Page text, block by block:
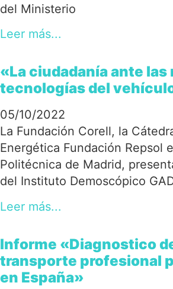
del Ministerio
Leer más...
«La ciudadanía ante las
tecnologías del
05/10/2022
La Fundación Corell, la
Energética Fundación Repsol
Politécnica de Madrid,
del Instituto Demoscópico
Leer más...
Informe «Diagnostico
transporte profesional
en España»